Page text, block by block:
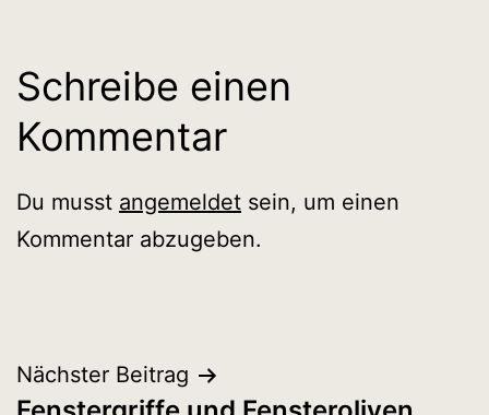
Schreibe einen
Kommentar
Du musst angemeldet sein, um einen
Kommentar abzugeben.
Beitragsnavigation
Nächster Beitrag